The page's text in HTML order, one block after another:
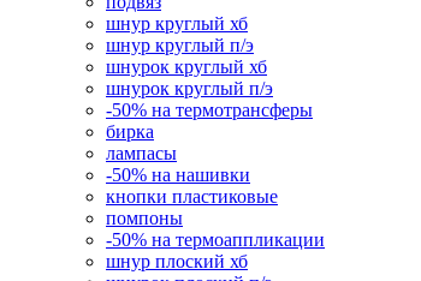
шнур круглый хб
шнур круглый п/э
шнурок круглый хб
шнурок круглый п/э
-50% на термотрансферы
бирка
лампасы
-50% на нашивки
кнопки пластиковые
помпоны
-50% на термоаппликации
шнур плоский хб